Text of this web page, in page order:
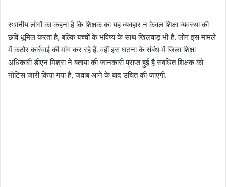
स्थानीय लोगों का कहना है कि शिक्षक का यह व्यवहार न केवल शिक्षा व्यवस्था की
छवि धूमिल करता है, बल्कि बच्चों के भविष्य के साथ खिलवाड़ भी है. लोग इस मामले
में कठोर कार्रवाई की मांग कर रहे हैं. वहीं इस घटना के संबंध में जिला शिक्षा
अधिकारी डीएन मिश्रा ने बताया की जानकारी प्राप्त हुई है संबंधित शिक्षक को
नोटिस जारी किया गया है, जवाब आने के बाद उचित की जाएगी.